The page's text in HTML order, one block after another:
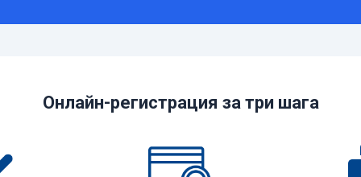
Онлайн-регистрация за три шага